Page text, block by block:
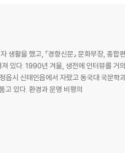
라
생활을 했고, 『경향신문』 문화부장, 종
져 있다. 1990년 겨울, 생전에 인터뷰를
고 있다. 환경과 문명 비평의